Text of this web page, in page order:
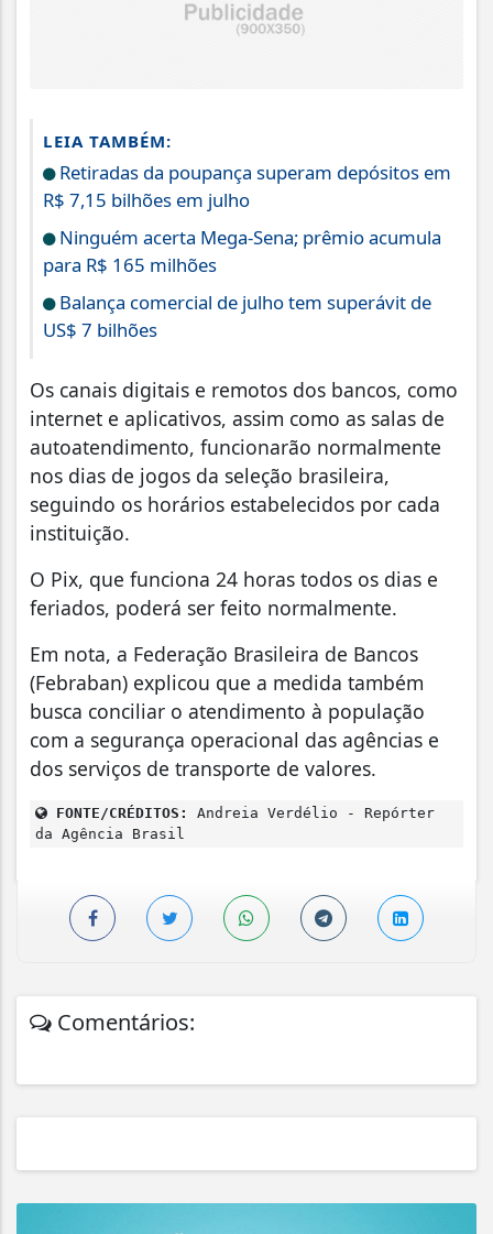
LEIA TAMBÉM:
Retiradas da poupança superam depósitos em
R$ 7,15 bilhões em julho
Ninguém acerta Mega-Sena; prêmio acumula
para R$ 165 milhões
Balança comercial de julho tem superávit de
US$ 7 bilhões
Os canais digitais e remotos dos bancos, como
internet e aplicativos, assim como as salas de
autoatendimento, funcionarão normalmente
nos dias de jogos da seleção brasileira,
seguindo os horários estabelecidos por cada
instituição.
O Pix, que funciona 24 horas todos os dias e
feriados, poderá ser feito normalmente.
Em nota, a Federação Brasileira de Bancos
(Febraban) explicou que a medida também
busca conciliar o atendimento à população
com a segurança operacional das agências e
dos serviços de transporte de valores.
FONTE/CRÉDITOS:
Andreia Verdélio - Repórter
da Agência Brasil
Comentários: